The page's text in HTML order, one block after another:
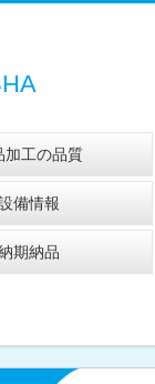
加工の品質
備情報
期納品